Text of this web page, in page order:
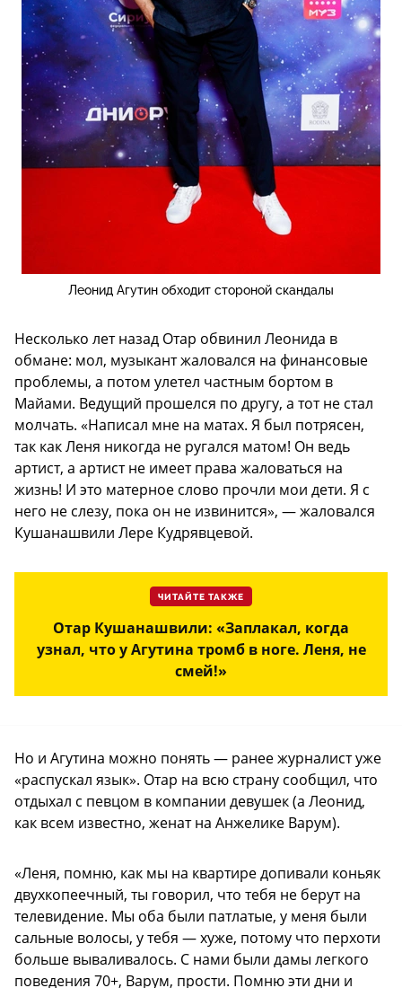
Леонид Агутин обходит стороной скандалы
Несколько лет назад Отар обвинил Леонида в
обмане: мол, музыкант жаловался на финансовые
проблемы, а потом улетел частным бортом в
Майами. Ведущий прошелся по другу, а тот не стал
молчать. «Написал мне на матах. Я был потрясен,
так как Леня никогда не ругался матом! Он ведь
артист, а артист не имеет права жаловаться на
жизнь! И это матерное слово прочли мои дети. Я с
него не слезу, пока он не извинится», — жаловался
Кушанашвили Лере Кудрявцевой.
ЧИТАЙТЕ ТАКЖЕ
Отар Кушанашвили: «Заплакал, когда
узнал, что у Агутина тромб в ноге. Леня, не
смей!»
Но и Агутина можно понять — ранее журналист уже
«распускал язык». Отар на всю страну сообщил, что
отдыхал с певцом в компании девушек (а Леонид,
как всем известно, женат на Анжелике Варум).
«Леня, помню, как мы на квартире допивали коньяк
двухкопеечный, ты говорил, что тебя не берут на
телевидение. Мы оба были патлатые, у меня были
сальные волосы, у тебя — хуже, потому что перхоти
больше вываливалось. С нами были дамы легкого
поведения 70+, Варум, прости. Помню эти дни и